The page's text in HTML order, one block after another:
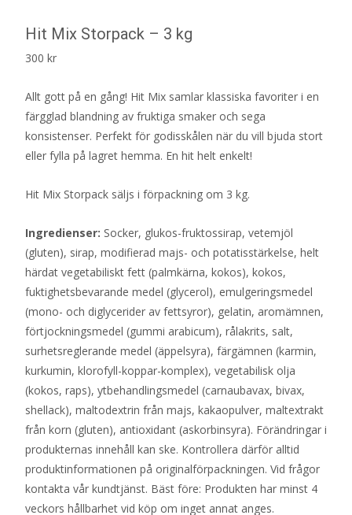
Hit Mix Storpack – 3 kg
300 kr
Allt gott på en gång! Hit Mix samlar klassiska favoriter i en
färgglad blandning av fruktiga smaker och sega
konsistenser. Perfekt för godisskålen när du vill bjuda stort
eller fylla på lagret hemma. En hit helt enkelt!
Hit Mix Storpack säljs i förpackning om 3 kg.
Ingredienser: Socker, glukos-fruktossirap, vetemjöl
(gluten), sirap, modifierad majs- och potatisstärkelse, helt
härdat vegetabiliskt fett (palmkärna, kokos), kokos,
fuktighetsbevarande medel (glycerol), emulgeringsmedel
(mono- och diglycerider av fettsyror), gelatin, aromämnen,
förtjockningsmedel (gummi arabicum), rålakrits, salt,
surhetsreglerande medel (äppelsyra), färgämnen (karmin,
kurkumin, klorofyll-koppar-komplex), vegetabilisk olja
(kokos, raps), ytbehandlingsmedel (carnaubavax, bivax,
shellack), maltodextrin från majs, kakaopulver, maltextrakt
från korn (gluten), antioxidant (askorbinsyra). Förändringar i
produkternas innehåll kan ske. Kontrollera därför alltid
produktinformationen på originalförpackningen. Vid frågor
kontakta vår kundtjänst. Bäst före: Produkten har minst 4
veckors hållbarhet vid köp om inget annat anges.